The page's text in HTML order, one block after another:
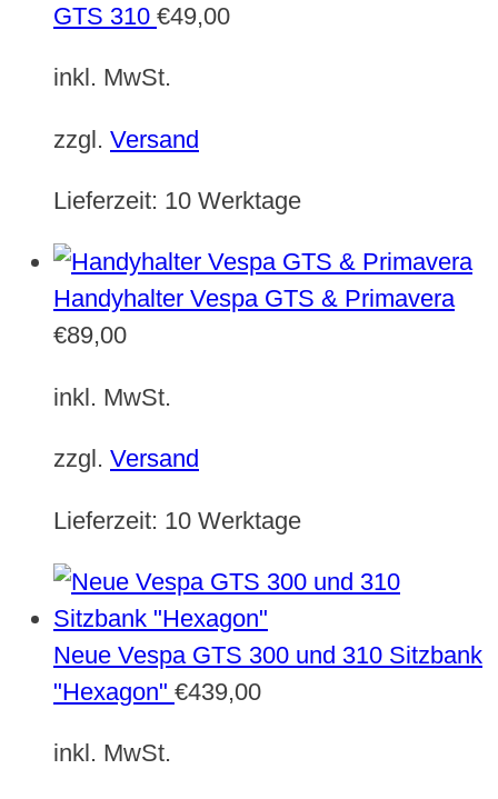
GTS 310 €49,00
inkl. MwSt.
zzgl. Versand
Lieferzeit: 10 Werktage
Handyhalter Vespa GTS & Primavera
€89,00
inkl. MwSt.
zzgl. Versand
Lieferzeit: 10 Werktage
Neue Vespa GTS 300 und 310 Sitzbank
"Hexagon" €439,00
inkl. MwSt.